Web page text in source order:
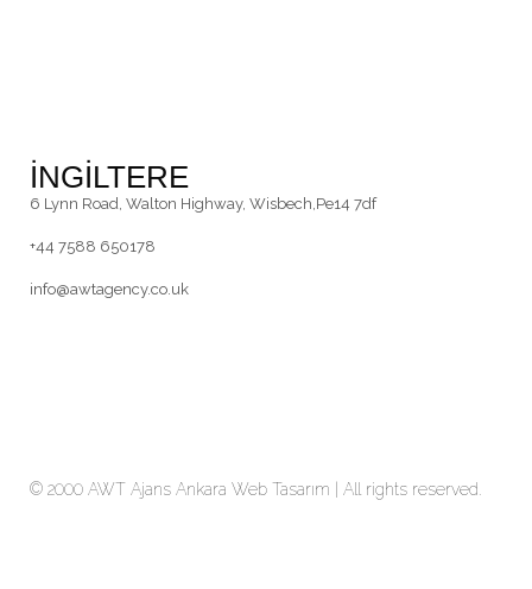
İNGİLTERE
6 Lynn Road, Walton Highway, Wisbech,Pe14 7df
+44 7588 650178
info@awtagency.co.uk
© 2000 AWT Ajans Ankara Web Tasarım | All rights reserved.